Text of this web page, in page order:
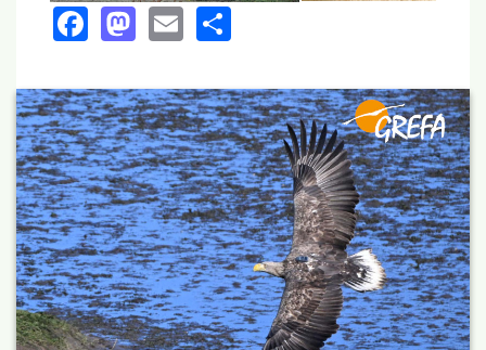
Facebook
Mastodon
Email